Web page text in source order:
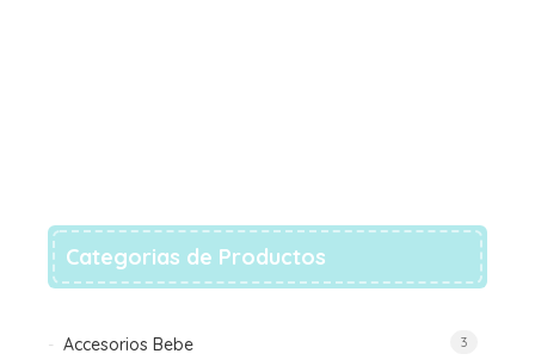
Categorias de Productos
Accesorios Bebe 3